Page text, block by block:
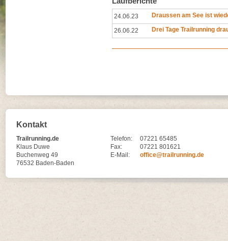
24.06.23 Draussen am See ist
26.06.22 Drei Tage Trailrunning
Kontakt
Trailrunning.de
Klaus Duwe
Buchenweg 49
76532 Baden-Baden
Telefon:
07221 65485
Fax:
07221 801621
E-Mail:
office@trailrunning.de